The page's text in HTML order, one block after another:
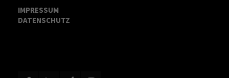
IMPRESSUM
DATENSCHUTZ